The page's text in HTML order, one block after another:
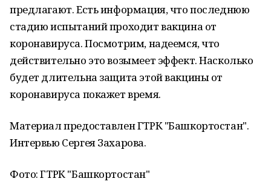
предлагают. Есть информация, что последнюю
стадию испытаний проходит вакцина от
коронавируса. Посмотрим, надеемся, что
действительно это возымеет эффект. Насколько
будет длительна защита этой вакцины от
коронавируса покажет время.
Материал предоставлен ГТРК "Башкортостан".
Интервью Сергея Захарова.
Фото: ГТРК "Башкортостан"